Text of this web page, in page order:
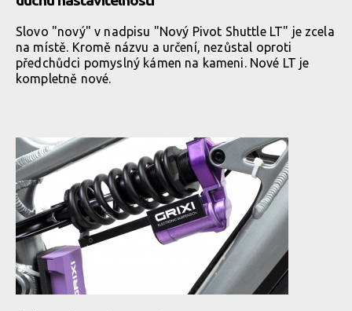
Slovo "nový" v nadpisu "Nový Pivot Shuttle LT" je zcela
na místě. Kromě názvu a určení, nezůstal oproti
předchůdci pomyslný kámen na kameni. Nové LT je
kompletně nové.